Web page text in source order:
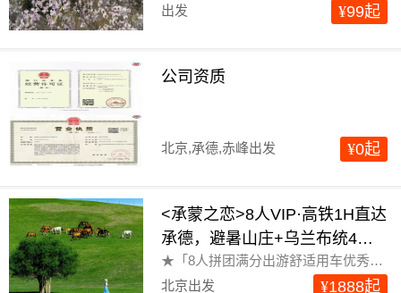
出发 ¥99起
公司资质
北京,承德,赤峰出发 ¥0起
<承蒙之恋>8人VIP·高铁1H直达
承德，避暑山庄+乌兰布统4天3
晚跟团游
★「8人拼团满分出游舒适用车优秀司导严选酒店」①公司直营司机季度培训严禁杜绝宰客等行为提供司机兼向导基础服务行中司导端app跟踪为客人提供特殊保障......
北京出发
¥1888起